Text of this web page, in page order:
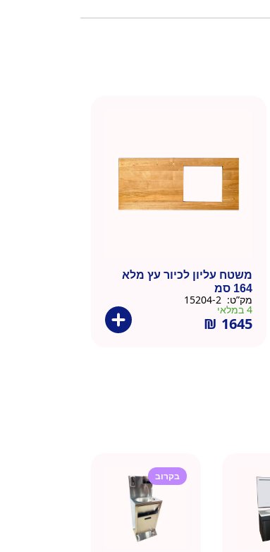
משטח עליון לכיור עץ מלא
164 סמ
מק”ט:
4 במלאי
₪ 1645
בקרוב